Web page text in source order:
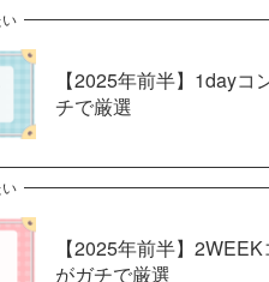
【2025年前半】1day
チで厳選
【2025年前半】
がガチで厳選